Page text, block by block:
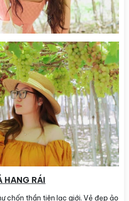
HANG RÁI
chốn thần tiên lạc giới. Vẻ đẹp ảo